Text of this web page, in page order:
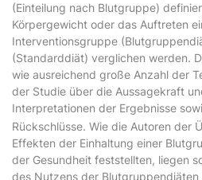
(Einteilung nach Blutgruppe)
Körpergewicht oder das Auftreten
Interventionsgruppe
(Standarddiät) verglichen werden.
wie ausreichend große Anzahl der
der Studie über die Aussagekraft
Interpretationen der Ergebnisse
Rückschlüsse. Wie die Autoren der
Effekten der Einhaltung einer
der Gesundheit feststellten, liegen
des Nutzens der Blutgruppendiäten